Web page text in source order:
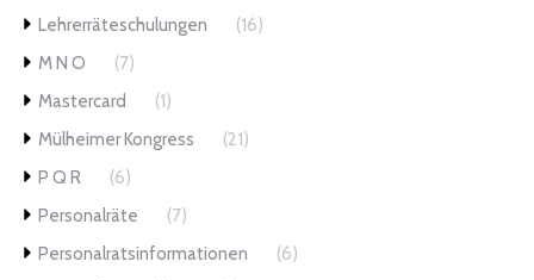
Lehrerräteschulungen
(16)
M N O
(7)
Mastercard
(1)
Mülheimer Kongress
(21)
P Q R
(6)
Personalräte
(7)
Personalratsinformationen
(6)